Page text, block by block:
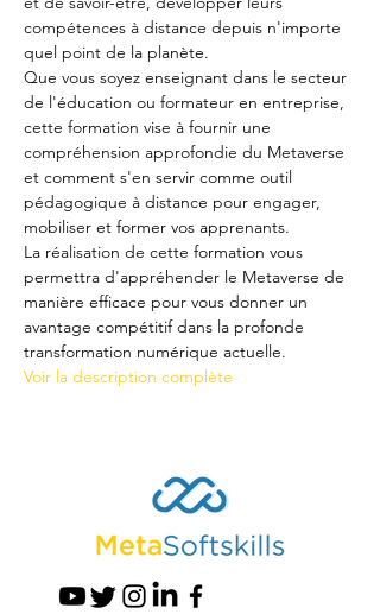
compétences à distance depuis n'importe
quel point de la planète.
Que vous soyez enseignant dans le secteur
de l'éducation ou formateur en entreprise,
cette formation vise à fournir une
compréhension approfondie du Metaverse
et comment s'en servir comme outil
pédagogique à distance pour engager,
mobiliser et former vos apprenants.
La réalisation de cette formation vous
permettra d'appréhender le Metaverse de
manière efficace pour vous donner un
avantage compétitif dans la profonde
transformation numérique actuelle.
Voir la description complète